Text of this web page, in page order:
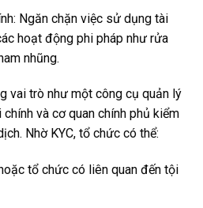
Ngăn chặn việc sử dụng tài
hoạt động phi pháp như rửa
nhũng.
vai trò như một công cụ quản lý
và cơ quan chính phủ kiểm
Nhờ KYC, tổ chức có thể:
tổ chức có liên quan đến tội